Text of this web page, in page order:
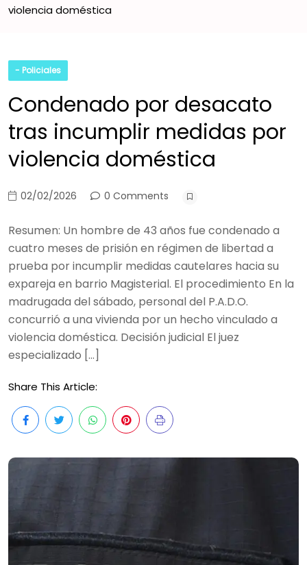
violencia doméstica
- Policiales
Condenado por desacato
tras incumplir medidas por
violencia doméstica
02/02/2026 0 Comments
Resumen: Un hombre de 43 años fue condenado a
cuatro meses de prisión en régimen de libertad a
prueba por incumplir medidas cautelares hacia su
expareja en barrio Magisterial. El procedimiento En la
madrugada del sábado, personal del P.A.D.O.
concurrió a una vivienda por un hecho vinculado a
violencia doméstica. Decisión judicial El juez
especializado […]
Share This Article: